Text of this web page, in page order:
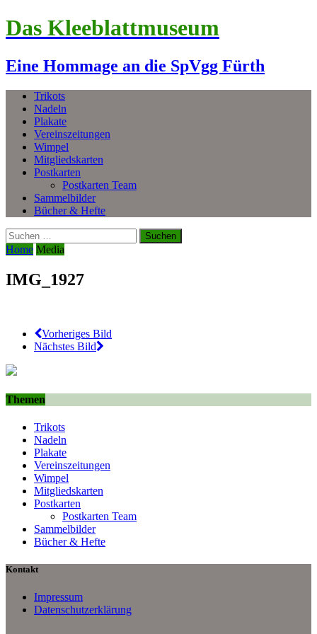
Das Kleeblattmuseum
Eine Hommage an die SpVgg Fürth
Trikots
Nadeln
Plakate
Vereinszeitungen
Wimpel
Mitgliedskarten
Postkarten
Postkarten Team
Sammelbilder
Bücher & Hefte
Suchen
nach:
Home Media
IMG_1927
Vorheriges Bild
Nächstes Bild
Themen
Trikots
Nadeln
Plakate
Vereinszeitungen
Wimpel
Mitgliedskarten
Postkarten
Postkarten Team
Sammelbilder
Bücher & Hefte
Kontakt
Impressum
Datenschutzerklärung